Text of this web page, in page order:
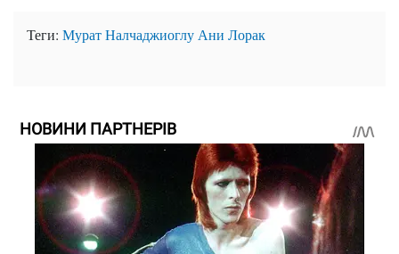
Теги: Мурат НалчаджиоглуАни Лорак
НОВИНИ ПАРТНЕРІВ